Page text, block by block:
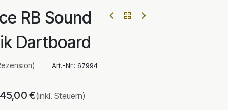
RB Sound
Dartboard
Art.-Nr.: 67994
€(inkl. Steuern)